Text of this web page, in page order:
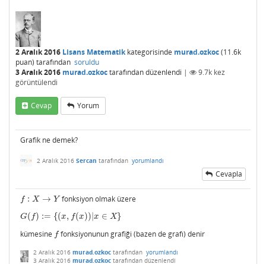
2 Aralık 2016 Lisans Matematikkategorisinde murad.ozkoc(11.6k
puan) tarafından soruldu
3 Aralık 2016 murad.ozkoctarafındandüzenlendi | 9.7k kez
görüntülendi
Cevap Yorum
Grafik ne demek?
2 Aralık 2016 Sercan tarafından yorumlandı
Cevapla
f : X → Y
f:X→Y fonksiyon olmak üzere
G( f) := {(x, f(x)) x ∈ X}
G(f) :={(x, (x))|x∈X }
kümesine f
f fonksiyonunun grafiği (bazen de grafı) denir
2 Aralık 2016 murad.ozkoc tarafından yorumlandı
3 Aralık 2016 murad.ozkoc tarafından düzenlendi